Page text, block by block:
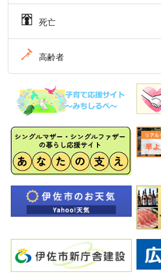
死亡
高齢者